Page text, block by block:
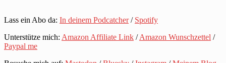
Lass ein Abo da: In deinem Podcatcher/ Spotify
Unterstütze mich: Amazon Affiliate Link /Amazon Wunschzettel /
Paypal me